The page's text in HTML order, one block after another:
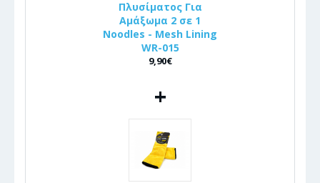
Πλυσίματος Για
Αμάξωμα 2 σε 1
Noodles - Mesh Lining
WR-015
9,90€
+